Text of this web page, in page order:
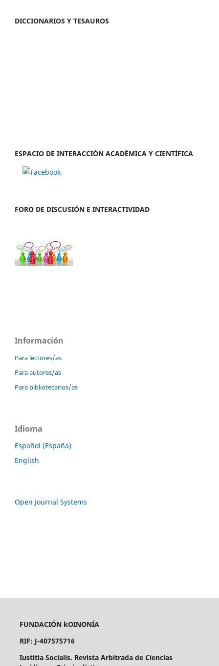
DICCIONARIOS Y TESAUROS
ESPACIO DE INTERACCIÓN ACADÉMICA Y CIENTÍFICA
FORO DE DISCUSIÓN E INTERACTIVIDAD
Información
Para lectores/as
Para autores/as
Para bibliotecarios/as
Idioma
Español (España)
English
Open Journal Systems
FUNDACIÓN kOINONÍA
RIF: J-407575716
Iustitia Socialis. Revista Arbitrada de Ciencias